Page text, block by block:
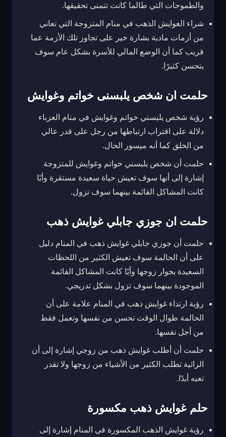
والطموحات التي طالما كانت تتمنى تحقيقها.
شراء الغوايش الذهب في منام المتزوجة التي تعاني
من أزمات مادية بشارة خير على تجاوز تلك الأزمة عما
قريب كما أن الوضع المالي للأسرة بشكل عام سوف
يتحسن كثيرًا.
حلمت ان شخص يلبسنى خواتم وغوايش
رؤية شخص يلبسني خواتم وغوايش في منام العزباء
دلالة على اقتراب ارتباطها من رجل على قدر عالي
من الخلق كما أنه ميسور الحال.
حلمت أن شخص يلبسني خواتم وغوايش للمتزوجة
إشارة إلى أنها سوف تعيش حياة سعيدة مستقرة وأيًا
كانت المشاكل القائمة بينهما سوف تزول.
حلمت ان جوزي جابلي غوايش ذهب
حلمت أن جوزي جابلي غوايش ذهب في المنام دليل
على أن الحالمة سوف تعيش الكثير من اللحظات
السعيدة بجوار زوجها وأيًا كانت المشاكل القائمة
الموجودة بينهما سوف تزول بشكل تدريجي.
رؤية ارتداء غوايش ذهب في المنام علامة على أن
الحالمة طوال الوقت تحسن من نفسها وتعمل فقط
من أجل نفسها.
حلمت أن أطلب غوايش ذهب من زوجي إشارة إلى أن
الرائية تطلب الكثير من الأشياء من زوجها ولا تقدر
تعبه أبدًا.
حلم غوايش ذهب مكسورة
رؤية غوايش الذهب المكسورة في المنام إشارة إلى